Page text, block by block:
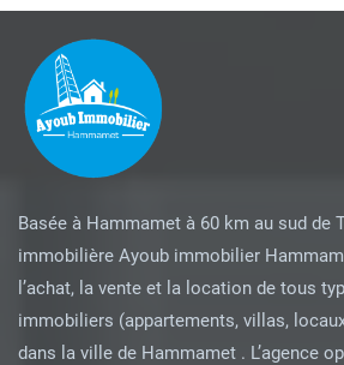
Basée à Hammamet à 60 km au sud de
immobilière Ayoub immobilier
l’achat, la vente et la location de tous
immobiliers (appartements, villas,
dans la ville de Hammamet . L’agence